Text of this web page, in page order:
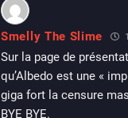
Smelly The Slime
Sur la page de
qu’Albedo est une «
giga fort la censure
BYE BYE.